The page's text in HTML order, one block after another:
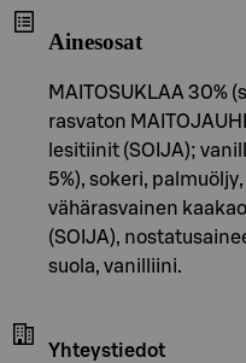
Ainesosat
MAITOSUKLAA 30%
rasvaton
lesitiinit (SOIJA);
5%), sokeri,
vähärasvainen
(SOIJA),
suola, vanilliini.
Yhteystiedot